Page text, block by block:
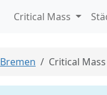
Critical Mass
Bremen Critical